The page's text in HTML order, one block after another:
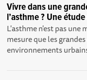
Vivre dans une
l’asthme ? Une
L'asthme n'est pas une
mesure que les
environnements